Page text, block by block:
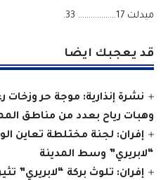
​ميدلت 17……………… 33.
قد يعجبك ايضا
نشرة إنذارية: موجة حر وزخات
وهبات رياح بعدد من مناطق
إفران: لجنة مختلطة تعاين
“لابريري” وسط المدينة
إفران: تلوث بركة “لابريري”